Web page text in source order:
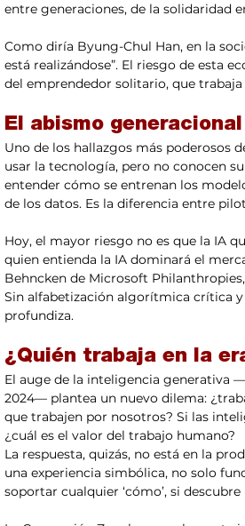
entre generaciones, de la solidaridad
Como diría Byung-Chul Han, en la
está realizándose”. El riesgo de esta
del emprendedor solitario, que
El abismo
Uno de los hallazgos más poderosos
usar la tecnología, pero no conocen
entender cómo se entrenan los
de los datos. Es la diferencia entre
Hoy, el mayor riesgo no es que la IA
quien entienda la IA dominará el
Behncken de Microsoft
Sin alfabetización algorítmica crítica
profundiza.
¿Quién trabaja en la
El auge de la inteligencia generativa
2024— plantea un nuevo dilema:
que trabajen por nosotros? Si las
¿cuál es el valor del trabajo humano?
La respuesta, quizás, no está en la
una experiencia simbólica, no solo
soportar cualquier ‘cómo’, si descubre